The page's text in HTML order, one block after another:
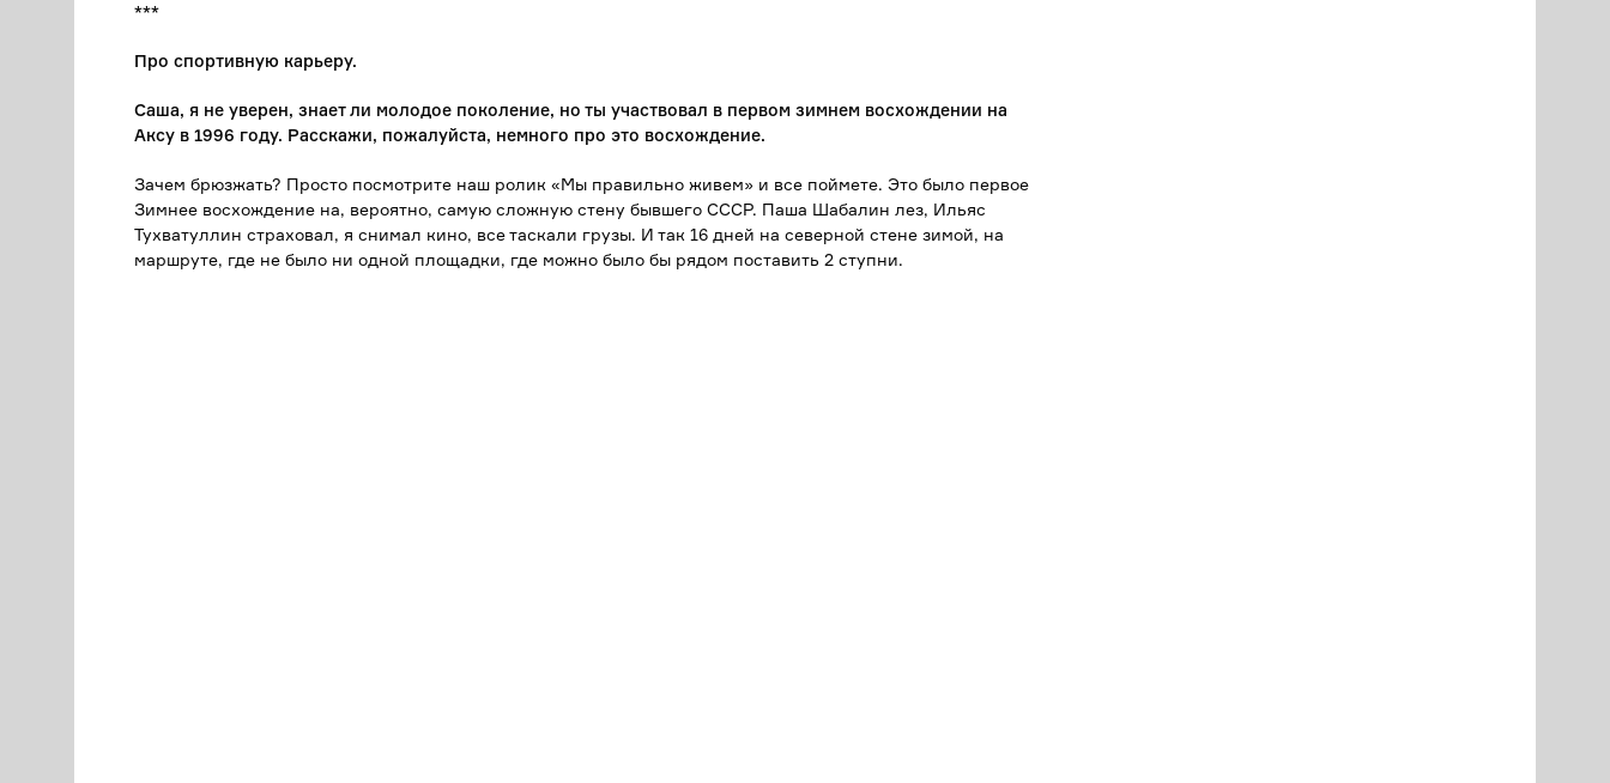
***
Про спортивную карьеру.
Саша, я не уверен, знает ли молодое поколение, но ты участвовал в первом зимнем восхождении на
Аксу в 1996 году. Расскажи, пожалуйста, немного про это восхождение.
Зачем брюзжать? Просто посмотрите наш ролик «Мы правильно живем» и все поймете. Это было первое
Зимнее восхождение на, вероятно, самую сложную стену бывшего СССР. Паша Шабалин лез, Ильяс
Тухватуллин страховал, я снимал кино, все таскали грузы. И так 16 дней на северной стене зимой, на
маршруте, где не было ни одной площадки, где можно было бы рядом поставить 2 ступни.